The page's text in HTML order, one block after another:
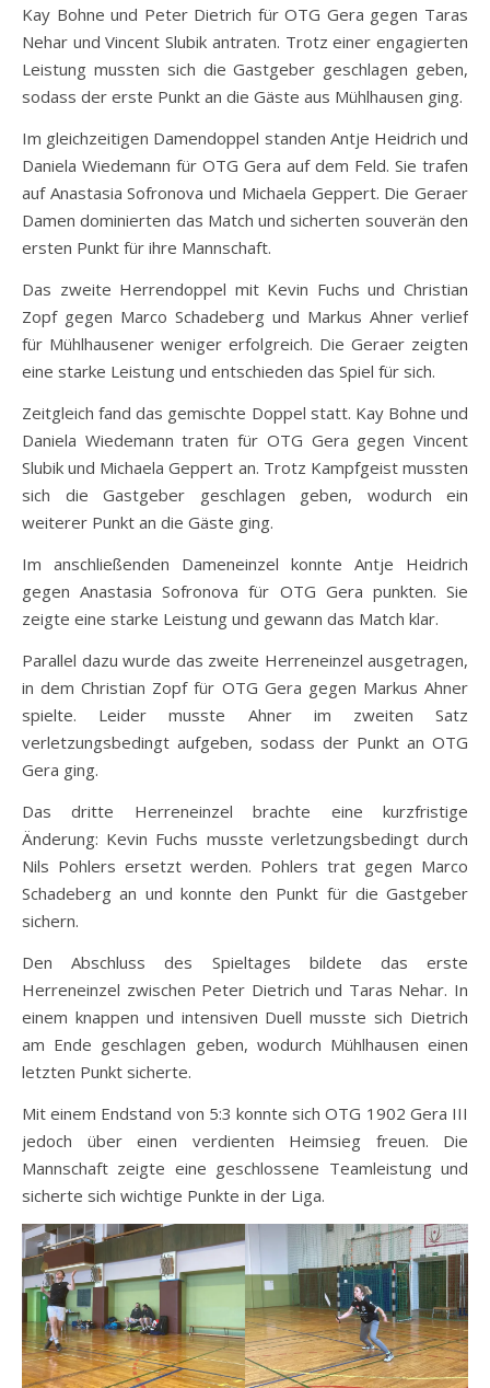
Kay Bohne und Peter Dietrich für OTG Gera gegen Taras
Nehar und Vincent Slubik antraten. Trotz einer engagierten
Leistung mussten sich die Gastgeber geschlagen geben,
sodass der erste Punkt an die Gäste aus Mühlhausen ging.
Im gleichzeitigen Damendoppel standen Antje Heidrich und
Daniela Wiedemann für OTG Gera auf dem Feld. Sie trafen
auf Anastasia Sofronova und Michaela Geppert. Die Geraer
Damen dominierten das Match und sicherten souverän den
ersten Punkt für ihre Mannschaft.
Das zweite Herrendoppel mit Kevin Fuchs und Christian
Zopf gegen Marco Schadeberg und Markus Ahner verlief
für Mühlhausener weniger erfolgreich. Die Geraer zeigten
eine starke Leistung und entschieden das Spiel für sich.
Zeitgleich fand das gemischte Doppel statt. Kay Bohne und
Daniela Wiedemann traten für OTG Gera gegen Vincent
Slubik und Michaela Geppert an. Trotz Kampfgeist mussten
sich die Gastgeber geschlagen geben, wodurch ein
weiterer Punkt an die Gäste ging.
Im anschließenden Dameneinzel konnte Antje Heidrich
gegen Anastasia Sofronova für OTG Gera punkten. Sie
zeigte eine starke Leistung und gewann das Match klar.
Parallel dazu wurde das zweite Herreneinzel ausgetragen,
in dem Christian Zopf für OTG Gera gegen Markus Ahner
spielte. Leider musste Ahner im zweiten Satz
verletzungsbedingt aufgeben, sodass der Punkt an OTG
Gera ging.
Das dritte Herreneinzel brachte eine kurzfristige
Änderung: Kevin Fuchs musste verletzungsbedingt durch
Nils Pohlers ersetzt werden. Pohlers trat gegen Marco
Schadeberg an und konnte den Punkt für die Gastgeber
sichern.
Den Abschluss des Spieltages bildete das erste
Herreneinzel zwischen Peter Dietrich und Taras Nehar. In
einem knappen und intensiven Duell musste sich Dietrich
am Ende geschlagen geben, wodurch Mühlhausen einen
letzten Punkt sicherte.
Mit einem Endstand von 5:3 konnte sich OTG 1902 Gera III
jedoch über einen verdienten Heimsieg freuen. Die
Mannschaft zeigte eine geschlossene Teamleistung und
sicherte sich wichtige Punkte in der Liga.